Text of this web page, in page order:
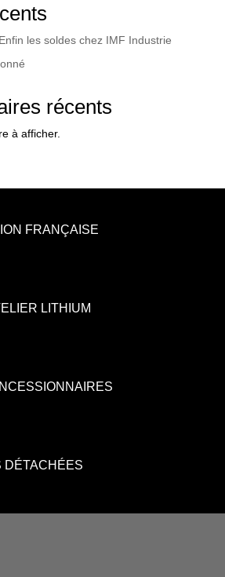
les soldes chez IMF Industrie
récents
à afficher.
FRANÇAISE
LITHIUM
DÉTACHÉES